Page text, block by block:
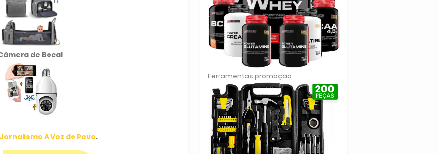
de Bocal
Jornalismo A Voz do Povo.
Ferramentas promoção